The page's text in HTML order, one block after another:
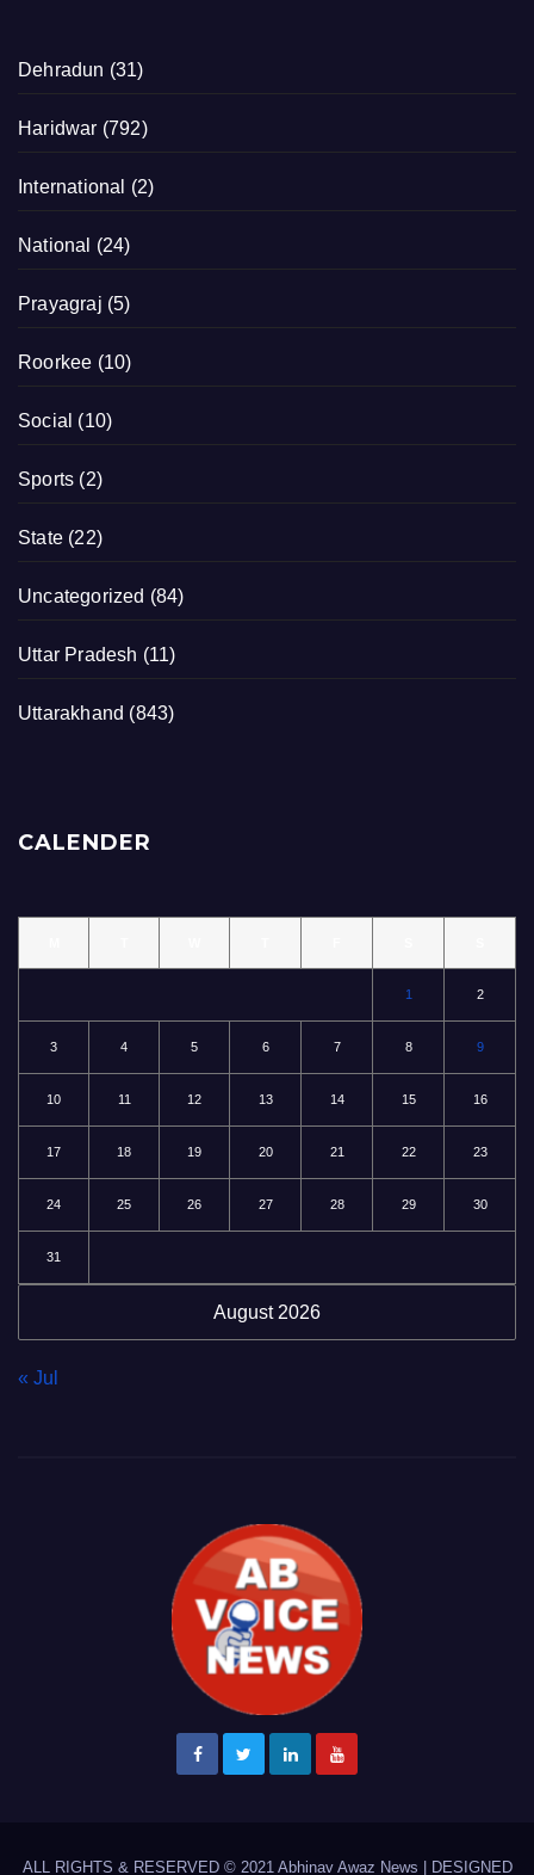
Dehradun (31)
Haridwar (792)
International (2)
National (24)
Prayagraj (5)
Roorkee (10)
Social (10)
Sports (2)
State (22)
Uncategorized (84)
Uttar Pradesh (11)
Uttarakhand (843)
CALENDER
August 2026
1 2
3 4 5 6 7 8 9
10 11 12 13 14 15 16
17 18 19 20 21 22 23
24 25 26 27 28 29 30
31
« Jul
ALL RIGHTS & RESERVED © 2021 Abhinav Awaz News DESIGNED